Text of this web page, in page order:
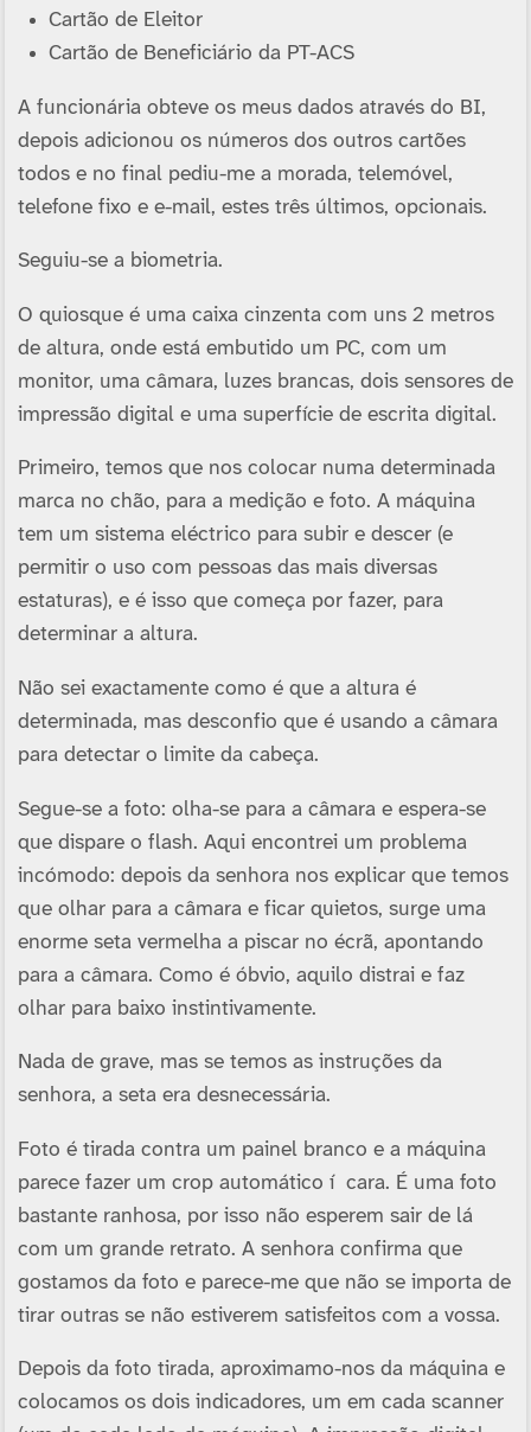
Cartão de Eleitor
Cartão de Beneficiário da PT-ACS
A funcionária obteve os meus dados através do BI,
depois adicionou os números dos outros cartões
todos e no final pediu-me a morada, telemóvel,
telefone fixo e e-mail, estes três últimos, opcionais.
Seguiu-se a biometria.
O quiosque é uma caixa cinzenta com uns 2 metros
de altura, onde está embutido um PC, com um
monitor, uma câmara, luzes brancas, dois sensores de
impressão digital e uma superfí­cie de escrita digital.
Primeiro, temos que nos colocar numa determinada
marca no chão, para a medição e foto. A máquina
tem um sistema eléctrico para subir e descer (e
permitir o uso com pessoas das mais diversas
estaturas), e é isso que começa por fazer, para
determinar a altura.
Não sei exactamente como é que a altura é
determinada, mas desconfio que é usando a câmara
para detectar o limite da cabeça.
Segue-se a foto: olha-se para a câmara e espera-se
que dispare o flash. Aqui encontrei um problema
incómodo: depois da senhora nos explicar que temos
que olhar para a câmara e ficar quietos, surge uma
enorme seta vermelha a piscar no écrã, apontando
para a câmara. Como é óbvio, aquilo distrai e faz
olhar para baixo instintivamente.
Nada de grave, mas se temos as instruções da
senhora, a seta era desnecessária.
Foto é tirada contra um painel branco e a máquina
parece fazer um crop automático í cara. É uma foto
bastante ranhosa, por isso não esperem sair de lá
com um grande retrato. A senhora confirma que
gostamos da foto e parece-me que não se importa de
tirar outras se não estiverem satisfeitos com a vossa.
Depois da foto tirada, aproximamo-nos da máquina e
colocamos os dois indicadores, um em cada scanner